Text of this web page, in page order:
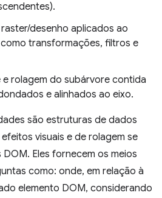
desenho aplicados ao
transformações, filtros e
rolagem do subárvore contida
e alinhados ao eixo.
são estruturas de dados
visuais e de rolagem se
Eles fornecem os meios
como: onde, em relação à
elemento DOM, considerando